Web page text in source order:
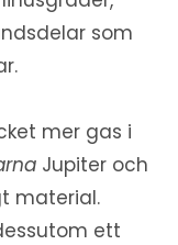
som
mer gas i
Jupiter och
material.
ett